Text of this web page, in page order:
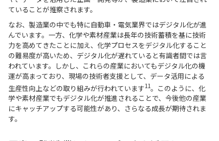
ていることが推察されます。
なお、製造業の中でも特に自動車・電気業界ではデジタル化が進
んでいます。一方、化学や素材産業は長年の技術蓄積を基に技術
力を高めてきたことに加え、化学プロセスをデジタル化すること
の難易度が高いため、デジタル化が遅れていると有識者間では言
われています。しかし、これらの産業においてもデジタル化の機
運が高まっており、現場の技術者支援として、データ活用による
生産性向上などの取り組みが行われています11。このように、化
学や素材産業でもデジタル化が推進されることで、今後他の産業
にキャッチアップする可能性があり、さらなる成長が期待されま
す。